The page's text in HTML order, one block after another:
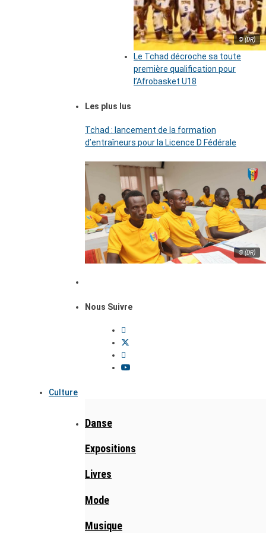
© (DR)
Le Tchad décroche sa toute
première qualification pour
l’Afrobasket U18
Les plus lus
Tchad : lancement de la formation
d’entraîneurs pour la Licence D Fédérale
© (DR)
Nous Suivre
Culture
Danse
Expositions
Livres
Mode
Musique